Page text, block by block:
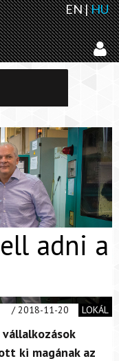
EN|HU
adni a
/ 2018-11-20 LOKÁL
ki magának az